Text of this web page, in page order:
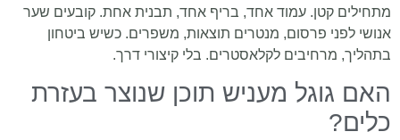
מתחילים קטן. עמוד אחד, בריף אחד, תבנית אחת. קובעים שער
אנושי לפני פרסום, מנטרים תוצאות, משפרים. כשיש ביטחון
בתהליך, מרחיבים לקלאסטרים. בלי קיצורי דרך.
האם גוגל מעניש תוכן שנוצר בעזרת
כלים?